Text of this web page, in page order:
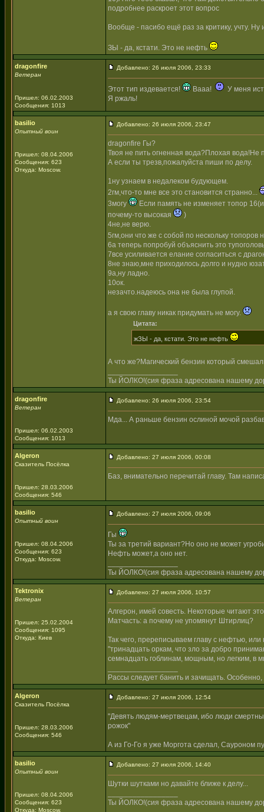
подробнее раскроет этот вопрос
Вообще - пасибо ещё раз за критику, учту.
ЗЫ - да, кстати. Это не нефть
dragonfire
Ветеран
Пришел: 06.02.2003
Сообщения: 1013
Добавлено: 26 июля 2006, 23:33
Этот тип издевается! Вааа!
У меня
Я ржаль!
basilio
Опытный воин
Пришел: 08.04.2006
Сообщения: 623
Откуда: Moscow.
Добавлено: 26 июля 2006, 23:47
dragonfire Гы?
Твоя не пить огненная вода?Плохая вода!Не
А если ты трезв,пожалуйста пиши по делу.
1ну узнаем в недалеком будующем.
2гм,что-то мне все это становится странно...
3могу
Если память не изменяет топор
почему-то высокая
)
4не,не верю.
5гм,они что же с собой по нескольку топоров
6а теперь попробуй объяснить это
7все усиливается елание согласиться с
8не знаю,мне приходилось долго и нудно
9а,ну ладно.
10ок.
незачто.надеюсь она не была глупой.
а я свою главу никак придумать не могу.
Цитата:
жЗЫ - да, кстати. Это не нефть
А что же?Магический бензин который
Ты ЙОЛКО!(сия фраза адресована нашему
dragonfire
Ветеран
Пришел: 06.02.2003
Сообщения: 1013
Добавлено: 26 июля 2006, 23:54
Мда... А раньше бензин ослиной мочой
Algeron
Сказитель Посёлка
Пришел: 28.03.2006
Сообщения: 546
Добавлено: 27 июля 2006, 00:08
Баз, внимательно перечитай главу. Там
basilio
Опытный воин
Пришел: 08.04.2006
Сообщения: 623
Откуда: Moscow.
Добавлено: 27 июля 2006, 09:06
Гы
Ты за третий вариант?Но оно не может
Нефть может,а оно нет.
Ты ЙОЛКО!(сия фраза адресована нашему
Tektronix
Ветеран
Пришел: 25.02.2004
Сообщения: 1095
Откуда: Киев
Добавлено: 27 июля 2006, 10:57
Алгерон, имей совесть. Некоторые читают
Матчасть: а почему не упомянут Штирлиц?
Так чего, пререписываем главу с нефтью,
"тринадцать оркам, что зло за добро
семнадцать гоблинам, мощным, но легким, в
Рассы следует банить и зачищать.
Algeron
Сказитель Посёлка
Пришел: 28.03.2006
Сообщения: 546
Добавлено: 27 июля 2006, 12:54
"Девять людям-мертвецам, ибо люди
рожок"
А из Го-Го я уже Моргота сделал, Сауроном
basilio
Опытный воин
Пришел: 08.04.2006
Сообщения: 623
Откуда: Moscow.
Добавлено: 27 июля 2006, 14:40
Шутки шутками но давайте ближе к делу...
Ты ЙОЛКО!(сия фраза адресована нашему